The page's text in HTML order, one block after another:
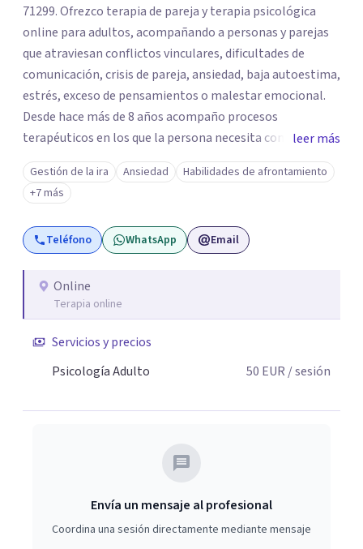
71299. Ofrezco terapia de pareja y terapia psicológica
online para adultos, acompañando a personas y parejas
que atraviesan conflictos vinculares, dificultades de
comunicación, crisis de pareja, ansiedad, baja autoestima,
estrés, exceso de pensamientos o malestar emocional.
Desde hace más de 8 años acompaño procesos
terapéuticos en los que la persona necesita comprender
mejor lo que le ocurre, ordenar su mundo emocional y
revisar patrones que se repiten en sus relaciones. Trabajo
con parejas que sienten distancia, discusiones frecuentes,
falta de confianza, dificultades para expresar lo que
necesitan o dinámicas que generan desgaste. También
ansiedad, inseguridad, autoestima, duelo, insomnio y
dificultades emocionales.
leer más
Gestión de la ira Ansiedad
Habilidades de afrontamiento
+7 más
Teléfono WhatsApp Email
Online
Terapia online
Servicios y precios
Psicología Adulto
50 EUR / sesión
Envía un mensaje al profesional
Coordina una sesión directamente mediante mensaje